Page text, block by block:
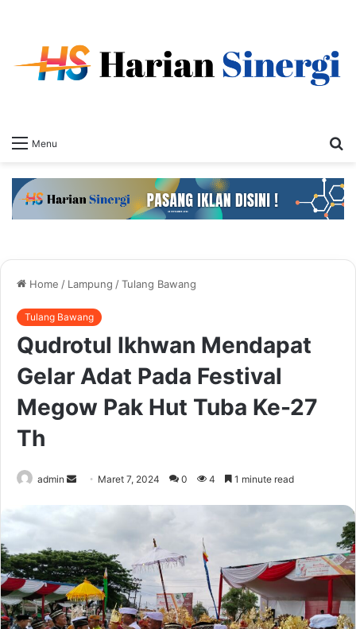
Menu
Home / Lampung /Tulang Bawang
Tulang Bawang
Qudrotul Ikhwan Mendapat
Gelar Adat Pada Festival
Megow Pak Hut Tuba Ke-27
Th
admin
Send Maret 7, 2024 0 4 1 minute read